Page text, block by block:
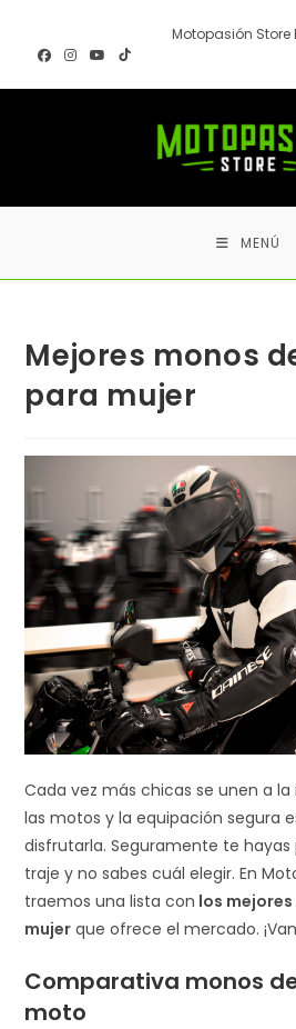
contenido
Motopasión Store
MENÚ
Mejores monos
para mujer
Cada vez más chicas se unen a
las motos y la equipación segura
disfrutarla. Seguramente te
traje y no sabes cuál elegir. En
traemos una lista con los
mujer que ofrece el mercado.
Comparativa monos
moto